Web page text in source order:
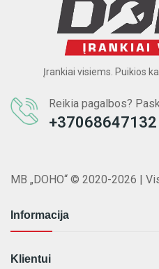
Įrankiai visiems. Puikios
Reikia pagalbos?
+37068647132
MB „DOHO“ © 2020-2026 |
Informacija
Klientui